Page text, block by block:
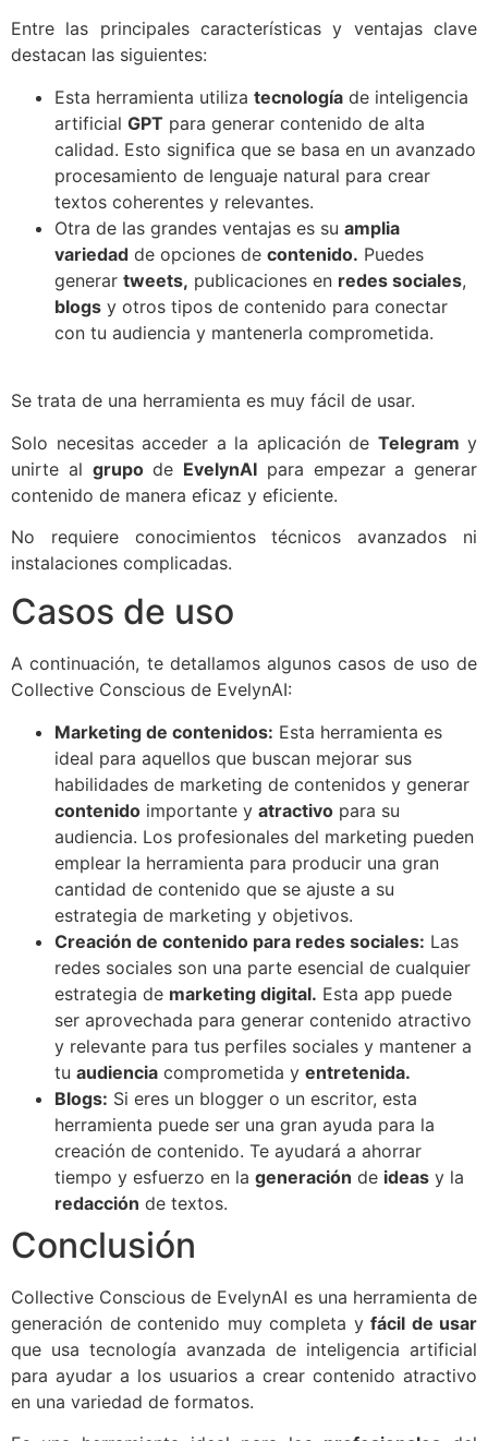
Entre las principales características y ventajas clave
destacan las siguientes:
Esta herramienta utiliza tecnología de inteligencia
artificial GPT para generar contenido de alta
calidad. Esto significa que se basa en un avanzado
procesamiento de lenguaje natural para crear
textos coherentes y relevantes.
Otra de las grandes ventajas es su amplia
variedad de opciones de contenido. Puedes
generar tweets, publicaciones en redes sociales,
blogs y otros tipos de contenido para conectar
con tu audiencia y mantenerla comprometida.
Se trata de una herramienta es muy fácil de usar.
Solo necesitas acceder a la aplicación de Telegram y
unirte al grupode EvelynAI para empezar a generar
contenido de manera eficaz y eficiente.
No requiere conocimientos técnicos avanzados ni
instalaciones complicadas.
Casos de uso
A continuación, te detallamos algunos casos de uso de
Collective Conscious de EvelynAI:
Marketing de contenidos: Esta herramienta es
ideal para aquellos que buscan mejorar sus
habilidades de marketing de contenidos y generar
contenido importante y atractivo para su
audiencia. Los profesionales del marketing pueden
emplear la herramienta para producir una gran
cantidad de contenido que se ajuste a su
estrategia de marketing y objetivos.
Creación de contenido para redes sociales: Las
redes sociales son una parte esencial de cualquier
estrategia de marketing digital. Esta app puede
ser aprovechada para generar contenido atractivo
y relevante para tus perfiles sociales y mantener a
tu audiencia comprometida y entretenida.
Blogs: Si eres un blogger o un escritor, esta
herramienta puede ser una gran ayuda para la
creación de contenido. Te ayudará a ahorrar
tiempo y esfuerzo en la generación de ideas y la
redacción de textos.
Conclusión
Collective Conscious de EvelynAI es una herramienta de
generación de contenido muy completa y fácil de usar
que usa tecnología avanzada de inteligencia artificial
para ayudar a los usuarios a crear contenido atractivo
en una variedad de formatos.